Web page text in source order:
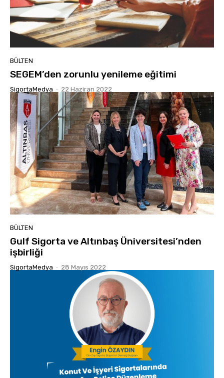
BÜLTEN
SEGEM’den zorunlu yenileme eğitimi
SigortaMedya - 22 Haziran 2022
BÜLTEN
Gulf Sigorta ve Altınbaş Üniversitesi’nden
işbirliği
SigortaMedya - 28 Mayıs 2022